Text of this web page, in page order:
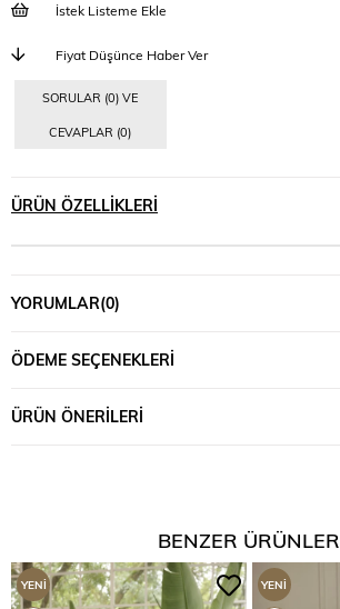
İstek Listeme Ekle
Fiyat Düşünce Haber Ver
SORULAR (0) VE
CEVAPLAR (0)
ÜRÜN ÖZELLIKLERI
YORUMLAR(0)
ÖDEME SEÇENEKLERI
ÜRÜN ÖNERILERI
BENZER ÜRÜNLER
YENI YENI